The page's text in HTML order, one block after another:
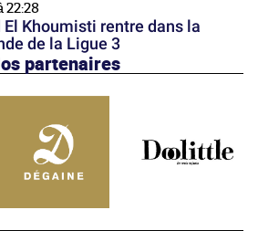
22:28
El Khoumisti rentre dans la
de la Ligue 3
partenaires